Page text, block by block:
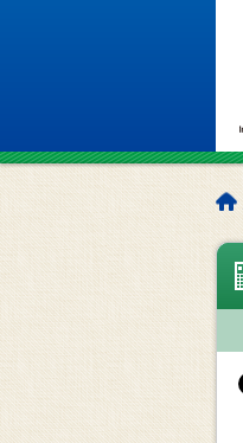
こ
ペ
位